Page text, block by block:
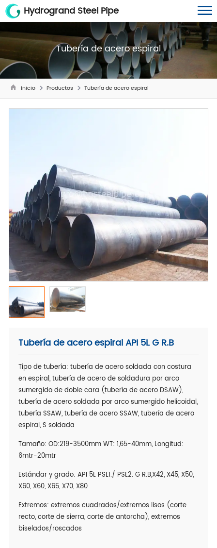
Hydrogrand Steel Pipe
Tubería de acero espiral
Inicio Productos Tubería de acero espiral
Tubería de acero espiral API 5L G R.B
Tipo de tubería: tubería de acero soldada con costura
en espiral, tubería de acero de soldadura por arco
sumergido de doble cara (tubería de acero DSAW),
tubería de acero soldada por arco sumergido helicoidal,
tubería SSAW, tubería de acero SSAW, tubería de acero
espiral, S soldada
Tamaño: OD:219-3500mm WT: 1,65-40mm, Longitud:
6mtr-20mtr
Estándar y grado: API 5L PSL1./ PSL2. G R.B,X42, X45, X50,
X60, X60, X65, X70, X80
Extremos: extremos cuadrados/extremos lisos (corte
recto, corte de sierra, corte de antorcha), extremos
biselados/roscados